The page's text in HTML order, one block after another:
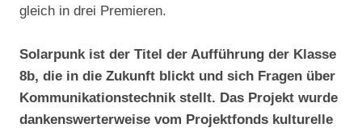
gleich in drei Premieren.
Solarpunk ist der Titel der Aufführung der Klasse
8b, die in die Zukunft blickt und sich Fragen über
Kommunikationstechnik stellt. Das Projekt wurde
dankenswerterweise vom Projektfonds kulturelle